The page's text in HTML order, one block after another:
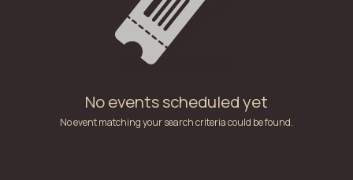
No events scheduled yet
No event matching your search criteria could be found.